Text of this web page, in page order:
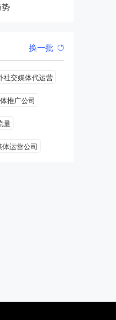
换一批
社交媒体代运营
推广公司
量
运营公司